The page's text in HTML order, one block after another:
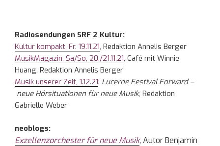
Radiosendungen SRF 2 Kultur:
Kultur kompakt, Fr. 19.11.21, Redaktion Annelis Berger
MusikMagazin, Sa/So, 20./21.11.21, Café mit Winnie
Huang, Redaktion Annelis Berger
Musik unserer Zeit, 1.12.21: Lucerne Festival Forward –
neue Hörsituationen für neue Musik, Redaktion
Gabrielle Weber
neoblogs:
Exzellenzorchester für neue Musik,Autor Benjamin